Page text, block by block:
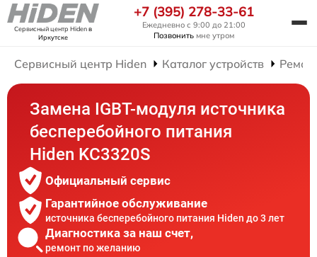
Сервисный центр Hidenв
Иркутске
+7 (395) 278-33-61
Ежедневно с 9:00 до 21:00
Позвонить мне утром
Сервисный центр Hiden Каталог устройств
Замена IGBT-модуля источника
бесперебойного питания
Hiden KC3320S
Официальный сервис
Гарантийное обслуживание
источника бесперебойного питания Hiden до 3 лет
Диагностика за наш счет,
ремонт по желанию